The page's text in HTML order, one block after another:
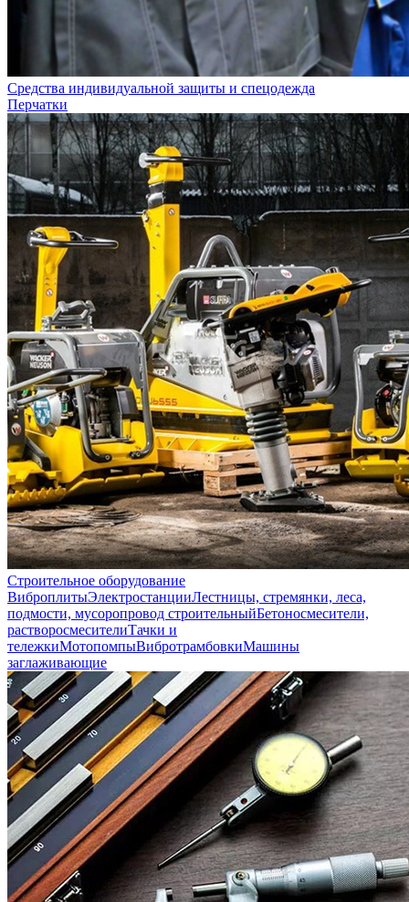
Средства индивидуальной защиты и спецодежда
Перчатки
Строительное оборудование
ВиброплитыЭлектростанцииЛестницы, стремянки, леса,
подмости, мусоропровод строительныйБетоносмесители,
растворосмесителиТачки и
тележкиМотопомпыВибротрамбовкиМашины
заглаживающие